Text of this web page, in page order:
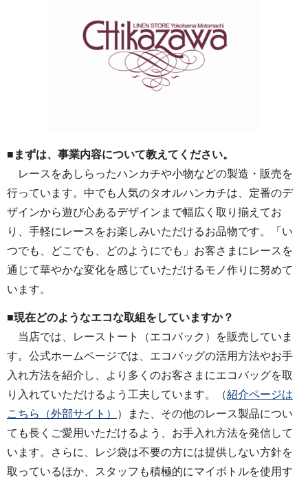
■まずは、事業内容について教えてください。
レースをあしらったハンカチや小物などの製造・販売を
行っています。中でも人気のタオルハンカチは、定番のデ
ザインから遊び心あるデザインまで幅広く取り揃えてお
り、手軽にレースをお楽しみいただけるお品物です。「い
つでも、どこでも、どのようにでも」お客さまにレースを
通じて華やかな変化を感じていただけるモノ作りに努めて
います。
■現在どのようなエコな取組をしていますか？
当店では、レーストート（エコバック）を販売していま
す。公式ホームページでは、エコバッグの活用方法やお手
入れ方法を紹介し、より多くのお客さまにエコバッグを取
り入れていただけるよう工夫しています。（紹介ページは
こちら（外部サイト）
）また、その他のレース製品につい
ても長くご愛用いただけるよう、お手入れ方法を発信して
います。さらに、レジ袋は不要の方には提供しない方針を
取っているほか、スタッフも積極的にマイボトルを使用す